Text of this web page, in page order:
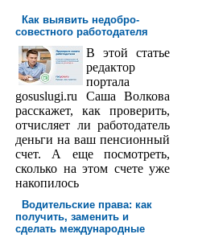
Как выявить недобро­
совестного работодателя
В этой статье
редактор
порта­ла
gosuslugi.ru Саша Волкова
расскажет, как проверить,
отчисляет ли работодатель
деньги на ваш пенсионный
счет. А еще посмотреть,
сколько на этом счете уже
накопилось
Водительские права: как
получить, заменить и
сделать международ­ные